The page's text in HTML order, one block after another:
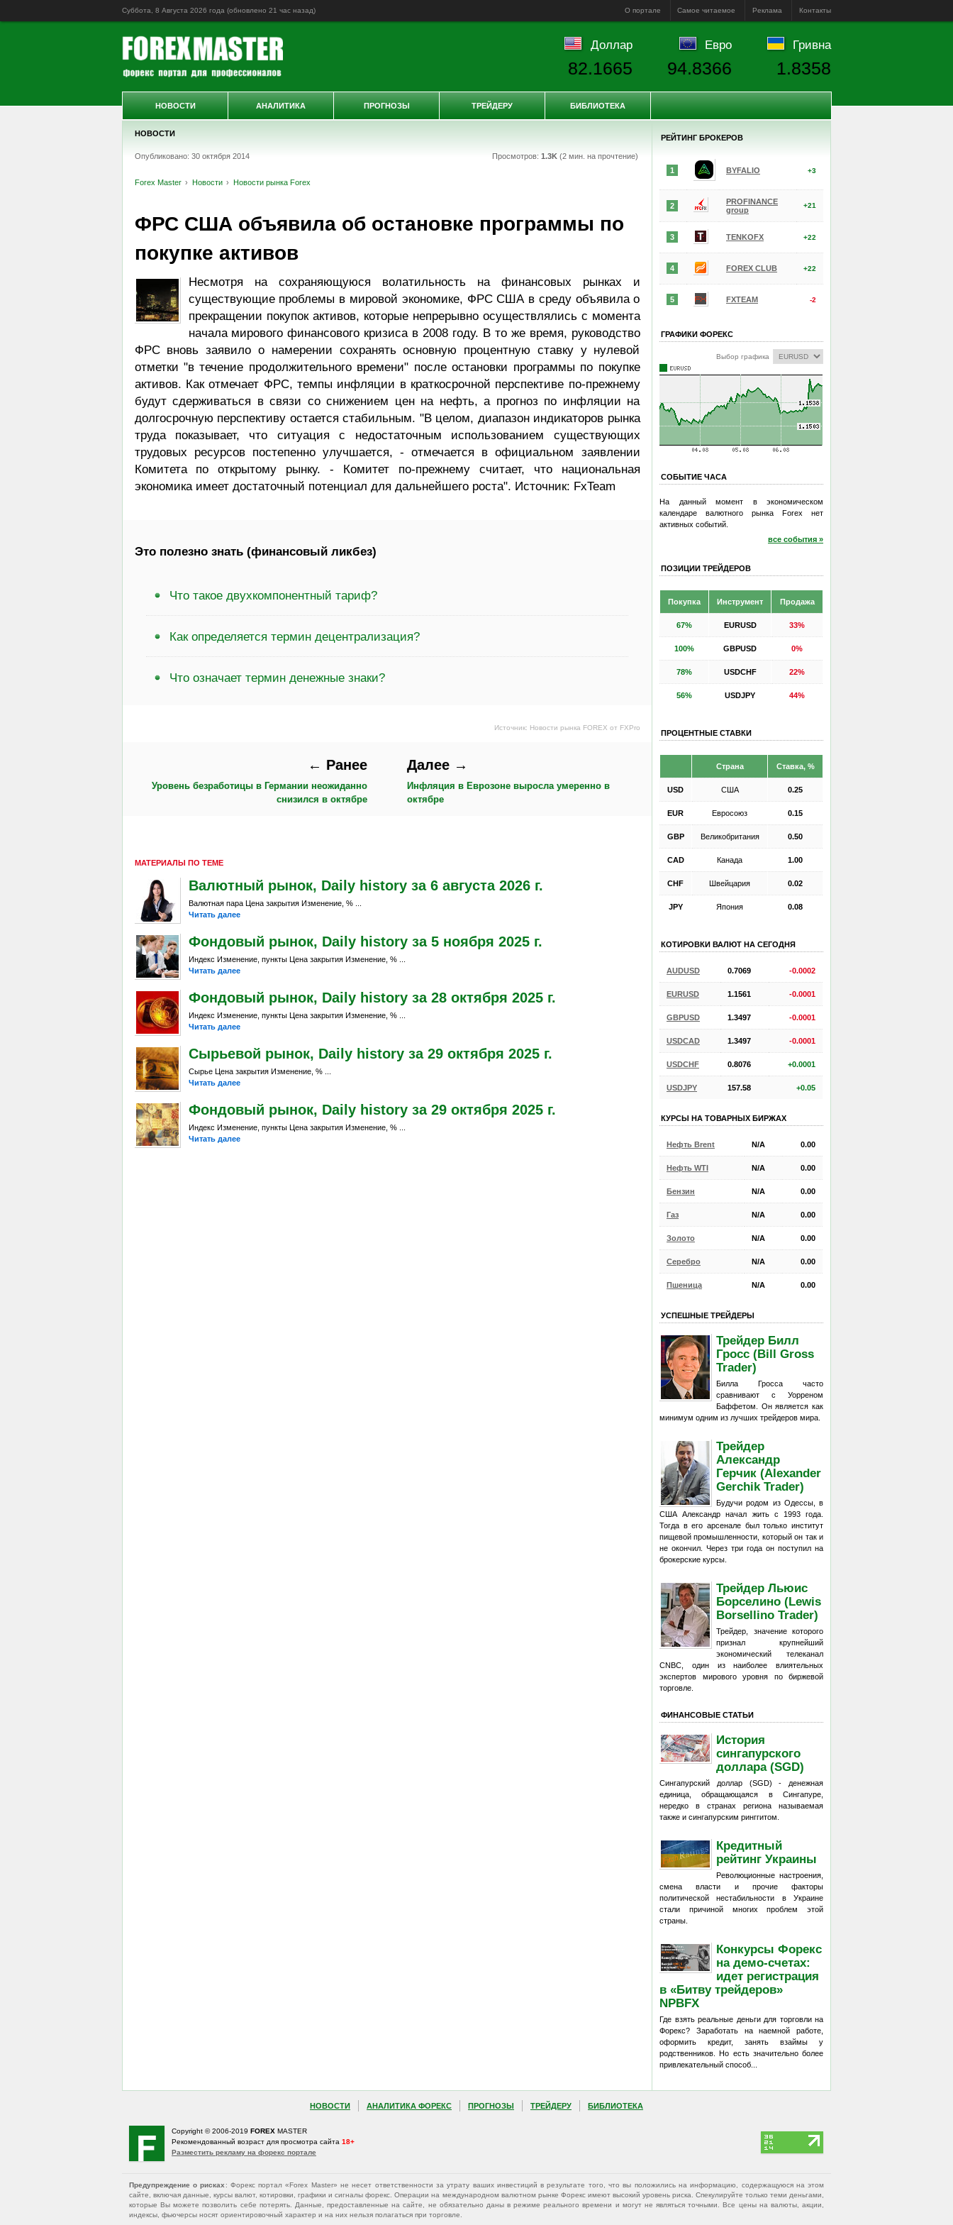
Суббота, 8 Августа 2026 года (обновлено 21 час назад) О портале Самое читаемое Реклама Контакты
НОВОСТИ
Опубликовано: 30 октября 2014 Просмотров: 1.3K(2 мин. на прочтение)
Forex Master Новости Новости рынка Forex
ФРС США объявила об остановке программы по
покупке активов
Несмотря на сохраняющуюся волатильность на финансовых рынках и
существующие проблемы в мировой экономике, ФРС США в среду объявила о
прекращении покупок активов, которые непрерывно осуществлялись с момента
начала мирового финансового кризиса в 2008 году. В то же время, руководство
ФРС вновь заявило о намерении сохранять основную процентную ставку у нулевой
отметки "в течение продолжительного времени" после остановки программы по покупке
активов. Как отмечает ФРС, темпы инфляции в краткосрочной перспективе по-прежнему
будут сдерживаться в связи со снижением цен на нефть, а прогноз по инфляции на
долгосрочную перспективу остается стабильным. "В целом, диапазон индикаторов рынка
труда показывает, что ситуация с недостаточным использованием существующих
трудовых ресурсов постепенно улучшается, - отмечается в официальном заявлении
Комитета по открытому рынку. - Комитет по-прежнему считает, что национальная
экономика имеет достаточный потенциал для дальнейшего роста". Источник: FxTeam
Это полезно знать (финансовый ликбез)
Что такое двухкомпонентный тариф?
Как определяется термин децентрализация?
Что означает термин денежные знаки?
Источник: Новости рынка FOREX от FXPro
← Ранее
Уровень безработицы в Германии неожиданно
снизился в октябре
Далее →
Инфляция в Еврозоне выросла умеренно в
октябре
МАТЕРИАЛЫ ПО ТЕМЕ
Валютный рынок, Daily history за 6 августа 2026 г.
Валютная пара Цена закрытия Изменение, % ...
Читать далее
Фондовый рынок, Daily history за 5 ноября 2025 г.
Индекс Изменение, пункты Цена закрытия Изменение, % ...
Читать далее
Фондовый рынок, Daily history за 28 октября 2025 г.
Индекс Изменение, пункты Цена закрытия Изменение, % ...
Читать далее
Сырьевой рынок, Daily history за 29 октября 2025 г.
Сырье Цена закрытия Изменение, % ...
Читать далее
Фондовый рынок, Daily history за 29 октября 2025 г.
Индекс Изменение, пункты Цена закрытия Изменение, % ...
Читать далее
РЕЙТИНГ БРОКЕРОВ
1 BYFALIO +3
2
PROFINANCE
group
+21
3 TENKOFX +22
4 FOREX CLUB +22
5 FXTEAM -2
ГРАФИКИ ФОРЕКС
Выбор графика
СОБЫТИЕ ЧАСА
На данный момент в экономическом
календаре валютного рынка Forex нет
активных событий.
все события »
ПОЗИЦИИ ТРЕЙДЕРОВ
Покупка Инструмент Продажа
67% EURUSD 33%
100% GBPUSD 0%
78% USDCHF 22%
56% USDJPY 44%
ПРОЦЕНТНЫЕ СТАВКИ
Страна Ставка, %
USD США 0.25
EUR Евросоюз 0.15
GBP Великобритания 0.50
CAD Канада 1.00
CHF Швейцария 0.02
JPY Япония 0.08
КОТИРОВКИ ВАЛЮТ НА СЕГОДНЯ
AUDUSD 0.7069 -0.0002
EURUSD 1.1561 -0.0001
GBPUSD 1.3497 -0.0001
USDCAD 1.3497 -0.0001
USDCHF 0.8076 +0.0001
USDJPY 157.58 +0.05
КУРСЫ НА ТОВАРНЫХ БИРЖАХ
Нефть Brent N/A 0.00
Нефть WTI N/A 0.00
Бензин N/A 0.00
Газ N/A 0.00
Золото N/A 0.00
Серебро N/A 0.00
Пшеница N/A 0.00
УСПЕШНЫЕ ТРЕЙДЕРЫ
Трейдер Билл
Гросс (Bill Gross
Trader)
Билла Гросса часто
сравнивают с Уорреном
Баффетом. Он является как
минимум одним из лучших трейдеров мира.
Трейдер
Александр
Герчик (Alexander
Gerchik Trader)
Будучи родом из Одессы, в
США Александр начал жить с 1993 года.
Тогда в его арсенале был только институт
пищевой промышленности, который он так и
не окончил. Через три года он поступил на
брокерские курсы.
Трейдер Льюис
Борселино (Lewis
Borsellino Trader)
Трейдер, значение которого
признал крупнейший
экономический телеканал
CNBC, один из наиболее влиятельных
экспертов мирового уровня по биржевой
торговле.
ФИНАНСОВЫЕ СТАТЬИ
История
сингапурского
доллара (SGD)
Сингапурский доллар (SGD) - денежная
единица, обращающаяся в Сингапуре,
нередко в странах региона называемая
также и сингапурским ринггитом.
Кредитный
рейтинг Украины
Революционные настроения,
смена власти и прочие факторы
политической нестабильности в Украине
стали причиной многих проблем этой
страны.
Конкурсы Форекс
на демо-счетах:
идет регистрация
в «Битву трейдеров»
NPBFX
Где взять реальные деньги для торговли на
Форекс? Заработать на наемной работе,
оформить кредит, занять взаймы у
родственников. Но есть значительно более
привлекательный способ...
Доллар
82.1665
Евро
94.8366
Гривна
1.8358
НОВОСТИ АНАЛИТИКА ПРОГНОЗЫ ТРЕЙДЕРУ БИБЛИОТЕКА
НОВОСТИ АНАЛИТИКА ФОРЕКС ПРОГНОЗЫ ТРЕЙДЕРУ БИБЛИОТЕКА
Copyright © 2006-2019 FOREX MASTER
Рекомендованный возраст для просмотра сайта 18+
Разместить рекламу на форекс портале
Предупреждение о рисках : Форекс портал «Forex Master» не несет ответственности за утрату ваших инвестиций в результате того, что вы положились на информацию, содержащуюся на этом
сайте, включая данные, курсы валют, котировки, графики и сигналы форекс. Операции на международном валютном рынке Форекс имеют высокий уровень риска. Спекулируйте только теми деньгами,
которые Вы можете позволить себе потерять. Данные, предоставленные на сайте, не обязательно даны в режиме реального времени и могут не являться точными. Все цены на валюты, акции,
индексы, фьючерсы носят ориентировочный характер и на них нельзя полагаться при торговле.